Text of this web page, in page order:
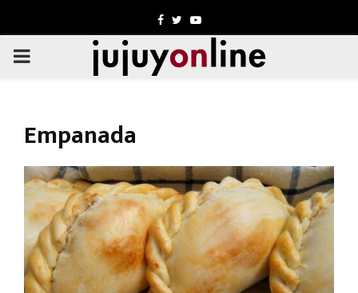
Facebook
TwitterYoutube
PRIMARY
Empanada